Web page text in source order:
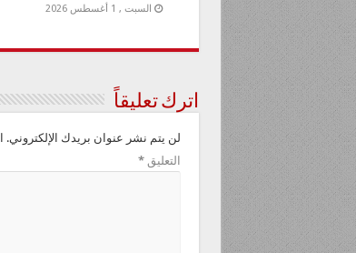
السبت , 1 أغسطس 2026
اترك تعليقاً
لن يتم نشر عنوان بريدك الإلكتروني.
التعليق*